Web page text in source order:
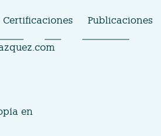
Certificaciones Publicaciones
en